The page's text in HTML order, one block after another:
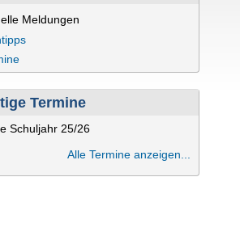
Meldungen
Termine
Schuljahr 25/26
Alle Termine anzeigen...